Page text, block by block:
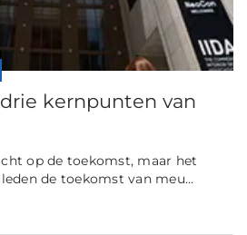
kernpunten van
op de toekomst, maar het
de toekomst van meu...